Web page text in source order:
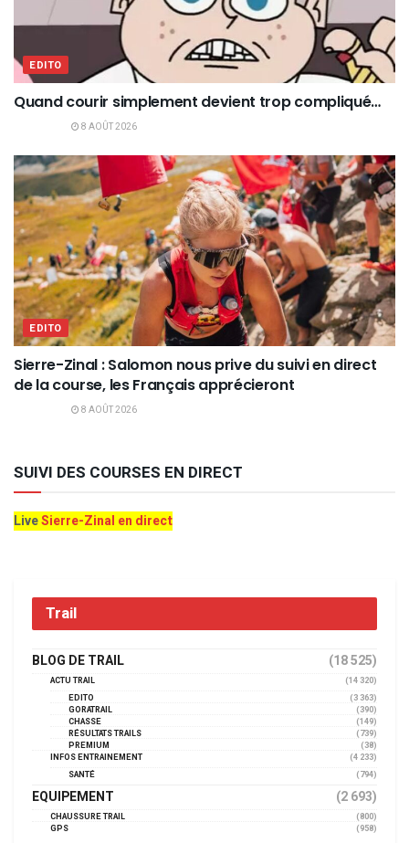
EDITO
Quand courir simplement devient trop compliqué…
8 AOÛT 2026
EDITO
Sierre-Zinal : Salomon nous prive du suivi en direct
de la course, les Français apprécieront
8 AOÛT 2026
SUIVI DES COURSES EN DIRECT
LiveSierre-Zinal en direct
Trail
BLOG DE TRAIL (18 525)
ACTU TRAIL
(14 320)
EDITO
(3 363)
GORATRAIL
(390)
CHASSE
(149)
RÉSULTATS TRAILS
(739)
PREMIUM
(38)
INFOS ENTRAINEMENT
(4 233)
SANTÉ
(794)
EQUIPEMENT (2 693)
CHAUSSURE TRAIL
(800)
GPS
(958)